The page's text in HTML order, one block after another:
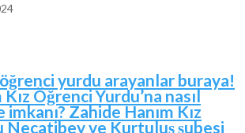
öğrenci yurdu arayanlar buraya!
Öğrenci Yurdu’na nasıl
Zahide Hanım Kız
Necatibey ve Kurtuluş şubesi